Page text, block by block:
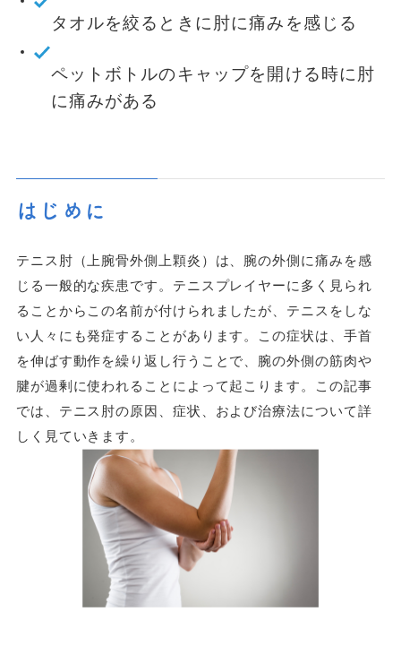
タオルを絞るときに肘に痛みを感じる
ペットボトルのキャップを開ける時に肘
に痛みがある
はじめに
テニス肘（上腕骨外側上顆炎）は、腕の外側に痛みを感
じる一般的な疾患です。テニスプレイヤーに多く見られ
ることからこの名前が付けられましたが、テニスをしな
い人々にも発症することがあります。この症状は、手首
を伸ばす動作を繰り返し行うことで、腕の外側の筋肉や
腱が過剰に使われることによって起こります。この記事
では、テニス肘の原因、症状、および治療法について詳
しく見ていきます。